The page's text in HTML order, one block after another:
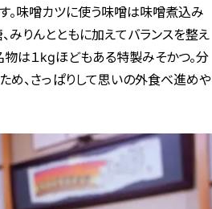
。味噌カツに使う味噌は味噌煮込み
みりんとともに加えてバランスを整え
物は１kgほどもある特製みそかつ。分
め、さっぱりして思いの外食べ進めや